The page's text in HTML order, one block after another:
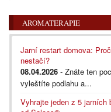
AROMATERAPIE
Jarní restart domova:
nestačí?
08.04.2026 - Znáte ten
vyleštíte podlahu a...
Vyhrajte jeden z 5 jarních